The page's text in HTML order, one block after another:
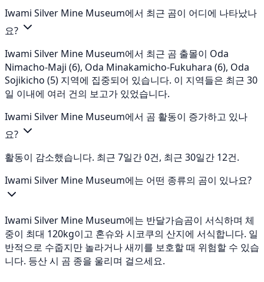
Iwami Silver Mine Museum에서 최근 곰이 어디에 나타났나
요?
Iwami Silver Mine Museum에서 최근 곰 출몰이 Oda
Nimacho-Maji (6), Oda Minakamicho-Fukuhara (6), Oda
Sojikicho (5) 지역에 집중되어 있습니다. 이 지역들은 최근 30
일 이내에 여러 건의 보고가 있었습니다.
Iwami Silver Mine Museum에서 곰 활동이 증가하고 있나
요?
활동이 감소했습니다. 최근 7일간 0건, 최근 30일간 12건.
Iwami Silver Mine Museum에는 어떤 종류의 곰이 있나요?
Iwami Silver Mine Museum에는 반달가슴곰이 서식하며 체
중이 최대 120kg이고 혼슈와 시코쿠의 산지에 서식합니다. 일
반적으로 수줍지만 놀라거나 새끼를 보호할 때 위험할 수 있습
니다. 등산 시 곰 종을 울리며 걸으세요.